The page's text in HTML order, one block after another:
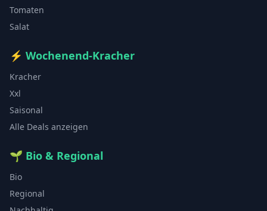
Tomaten
Salat
⚡ Wochenend-Kracher
Kracher
Xxl
Saisonal
Alle Deals anzeigen
🌱 Bio & Regional
Bio
Regional